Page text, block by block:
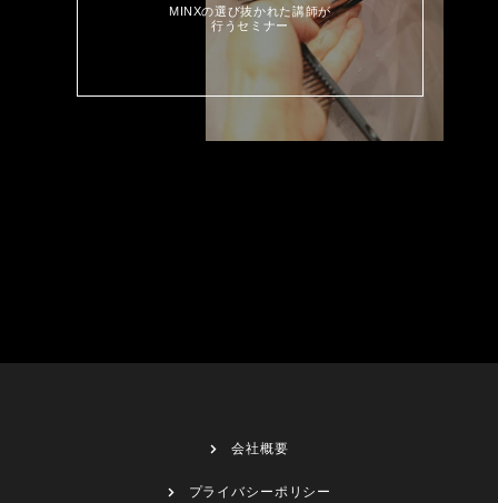
MINXの選び抜かれた講師が
行うセミナー
会社概要
プライバシーポリシー